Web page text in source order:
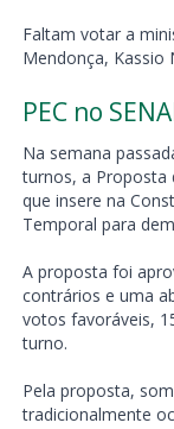
Faltam votar a
Mendonça, Kassio
PEC no
Na semana
turnos, a Proposta
que insere na
Temporal para
A proposta foi
contrários e uma
votos favoráveis,
turno.
Pela proposta,
tradicionalmente